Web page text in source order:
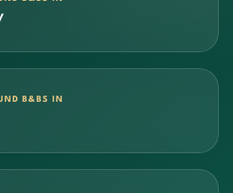
B&BS IN